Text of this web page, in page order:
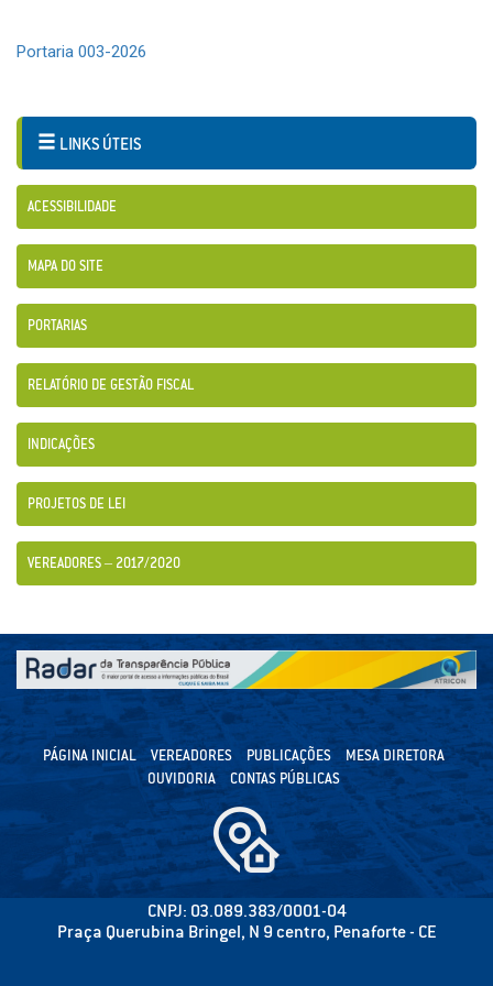
Portaria 003-2026
LINKS ÚTEIS
ACESSIBILIDADE
MAPA DO SITE
PORTARIAS
RELATÓRIO DE GESTÃO FISCAL
INDICAÇÕES
PROJETOS DE LEI
VEREADORES – 2017/2020
PÁGINA INICIAL VEREADORES PUBLICAÇÕES
MESA DIRETORA
OUVIDORIA
CONTAS PÚBLICAS
CNPJ: 03.089.383/0001-04
Praça Querubina Bringel, N 9 centro, Penaforte - CE